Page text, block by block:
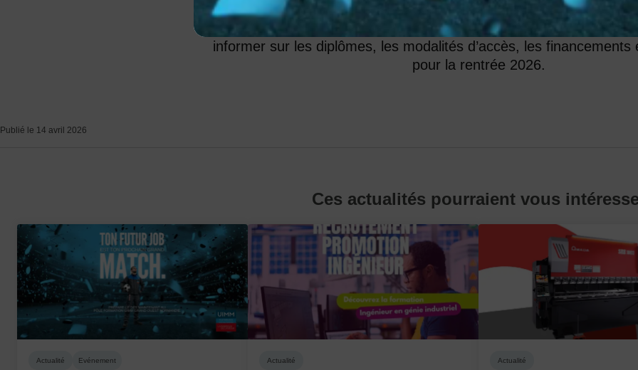
Que vous soyez : futur apprenant, salarié en évolution ou
industrielle,
les équipes du Pôle formation UIMM sont
informer sur les diplômes, les modalités d’accès, les financements
pour la rentrée 2026.
Publié le 14 avril 2026
Ces actualités pourraient vous
Actualité Evénement Actualité Actualité